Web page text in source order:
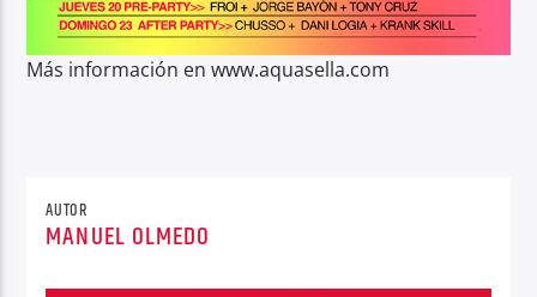
Más información en www.aquasella.com
AUTOR
MANUEL OLMEDO